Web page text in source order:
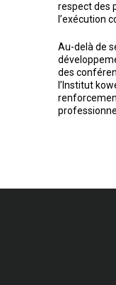
respect des
l’exécution
Au-delà de
des
l’Institut